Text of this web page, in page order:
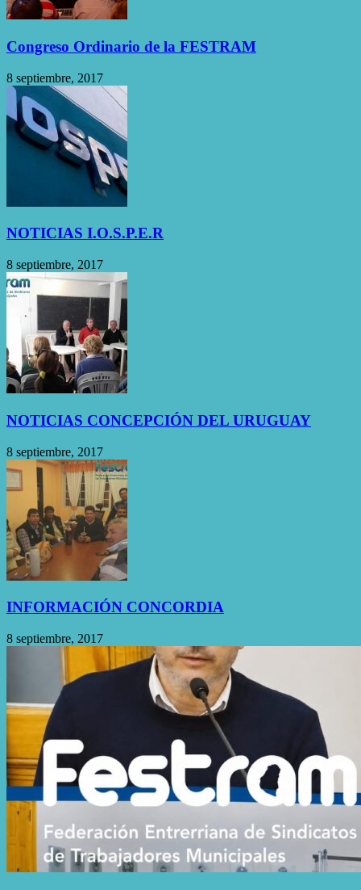
Congreso Ordinario de la FESTRAM
8 septiembre, 2017
NOTICIAS I.O.S.P.E.R
8 septiembre, 2017
NOTICIAS CONCEPCIÓN DEL URUGUAY
8 septiembre, 2017
INFORMACIÓN CONCORDIA
8 septiembre, 2017